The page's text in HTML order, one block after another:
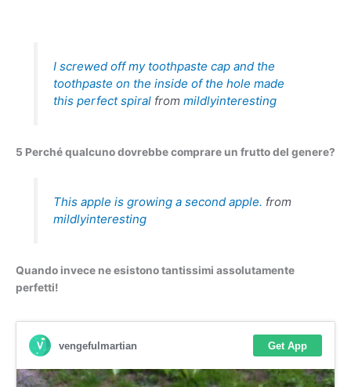
I screwed off my toothpaste cap and the
toothpaste on the inside of the hole made
this perfect spiralfrom mildlyinteresting
5 Perché qualcuno dovrebbe comprare un frutto del genere?
This apple is growing a second apple. from
mildlyinteresting
Quando invece ne esistono tantissimi assolutamente
perfetti!